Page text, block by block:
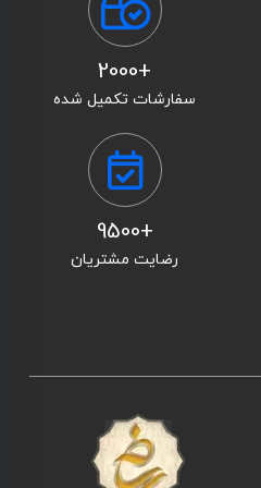
+2000
سفارشات تکمیل شده
+9500
رضایت مشتریان